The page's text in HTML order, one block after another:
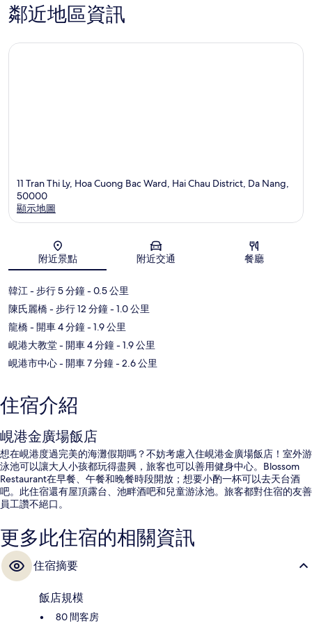
鄰近地區資訊
11 Tran Thi Ly, Hoa Cuong Bac Ward, Hai Chau District, Da Nang,
50000
顯示地圖
附近景點 附近交通 餐廳
韓江- 步行 5 分鐘- 0.5 公里
陳氏麗橋- 步行 12 分鐘- 1.0 公里
龍橋- 開車 4 分鐘- 1.9 公里
峴港大教堂- 開車 4 分鐘- 1.9 公里
峴港市中心- 開車 7 分鐘- 2.6 公里
住宿介紹
峴港金廣場飯店
想在峴港度過完美的海灘假期嗎？不妨考慮入住峴港金廣場飯店！室外游
泳池可以讓大人小孩都玩得盡興，旅客也可以善用健身中心。Blossom
Restaurant在早餐、午餐和晚餐時段開放；想要小酌一杯可以去天台酒
吧。此住宿還有屋頂露台、池畔酒吧和兒童游泳池。旅客都對住宿的友善
員工讚不絕口。
更多此住宿的相關資訊
住宿摘要
飯店規模
80 間客房